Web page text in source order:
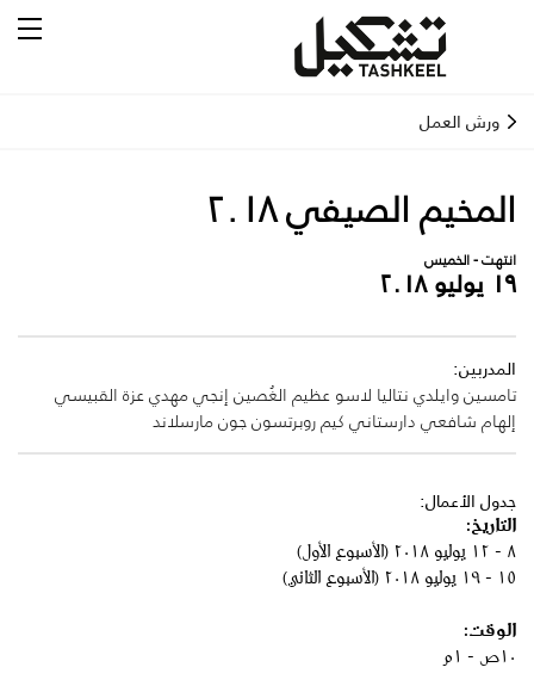
ورش العمل
المخيم الصيفي ٢٠١٨
انتهت - الخميس
١٩ يوليو ٢٠١٨
المدربين:
تامسين وايلدي نتاليا لاسو عظيم الغُصين إنجي مهديعزة القبيسي
إلهام شافعي دارستاني كيم روبرتسونجون مارسلاند
جدول الأعمال:
التاريخ:
٨ - ١٢ يوليو ٢٠١٨ (الأسبوع الأول)
١٥ - ١٩ يوليو ٢٠١٨ (الأسبوع الثاني)
الوقت:
١٠ص - ١م